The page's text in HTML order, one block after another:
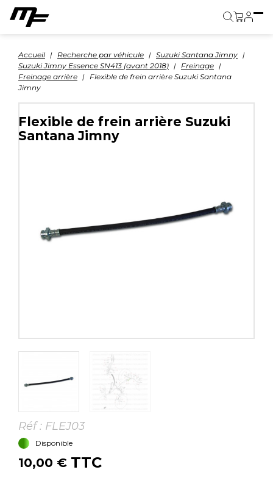
Accueil Recherche par véhicule
Suzuki Santana Jimny
Suzuki Jimny Essence SN413 (avant 2018)
Freinage
Freinage arrière
Flexible de frein arrière Suzuki Santana
Jimny
Flexible de frein arrière Suzuki
Santana Jimny
Réf : FLEJ03
Disponible
10,00 € TTC